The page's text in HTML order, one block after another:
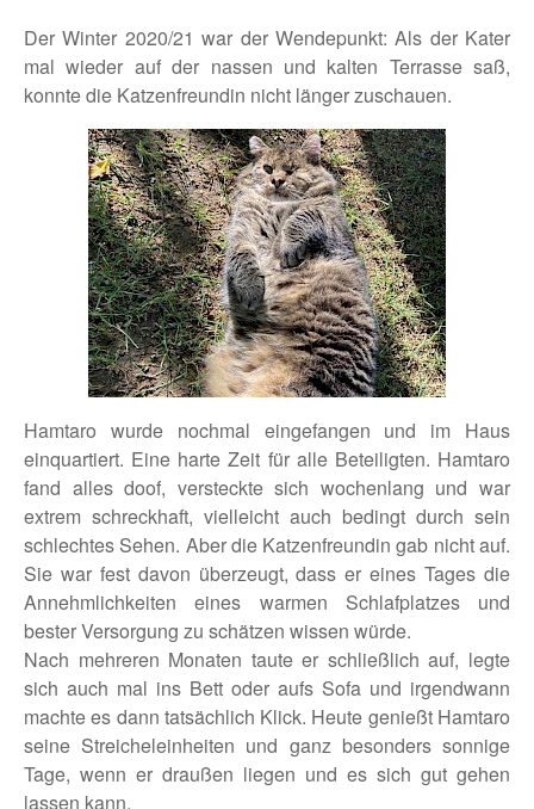
Der Winter 2020/21 war der Wendepunkt: Als der Kater
mal wieder auf der nassen und kalten Terrasse saß,
konnte die Katzenfreundin nicht länger zuschauen.
Hamtaro wurde nochmal eingefangen und im Haus
einquartiert. Eine harte Zeit für alle Beteiligten. Hamtaro
fand alles doof, versteckte sich wochenlang und war
extrem schreckhaft, vielleicht auch bedingt durch sein
schlechtes Sehen. Aber die Katzenfreundin gab nicht auf.
Sie war fest davon überzeugt, dass er eines Tages die
Annehmlichkeiten eines warmen Schlafplatzes und
bester Versorgung zu schätzen wissen würde.
Nach mehreren Monaten taute er schließlich auf, legte
sich auch mal ins Bett oder aufs Sofa und irgendwann
machte es dann tatsächlich Klick. Heute genießt Hamtaro
seine Streicheleinheiten und ganz besonders sonnige
Tage, wenn er draußen liegen und es sich gut gehen
lassen kann.